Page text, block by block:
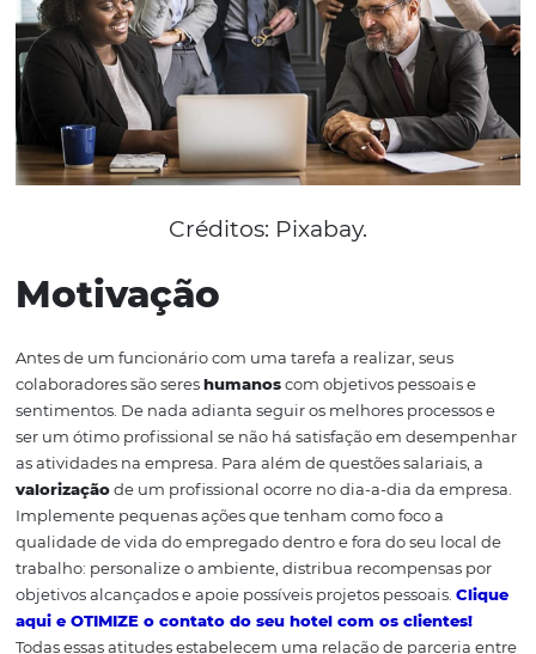
que não comunica bem tem mais chances ter
acaba gastando muito mais tempo em atividades que
ser simples e objetivas.
Clique aqui e AUMENTE as
diretas do seu hotel!
Trabalhe para que a equipe
claro qual é atividade a ser feita, o método que deve ser
em conta, o prazo de entrega e os resultados esperados.